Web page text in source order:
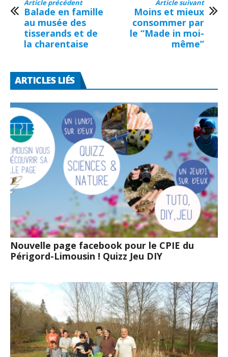
Article précédent
Balade en famille
au musée des
tisserands et de
la charentaise
Article suivant
Moins et mieux
consommer par
le “Made in moi-
même”
ARTICLES LIÉS
Nouvelle page facebook pour le CPIE du
Périgord-Limousin ! Quizz Jeu DIY